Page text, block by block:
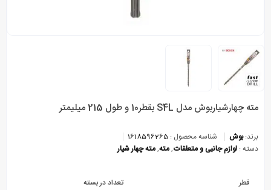
مته چهارشیاربوش مدل S4L بقطر10 و طول 215 میلیمتر
برند:بوش شناسه محصول : 1618596265
دسته : لوازم جانبی و متعلقات,مته,مته چهار شیار
قطر
تعداد در بسته